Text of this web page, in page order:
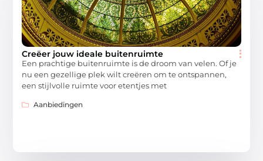
Creëer jouw ideale buitenruimte
Een prachtige buitenruimte is de droom van velen. Of je
nu een gezellige plek wilt creëren om te ontspannen,
een stijlvolle ruimte voor etentjes met
Aanbiedingen